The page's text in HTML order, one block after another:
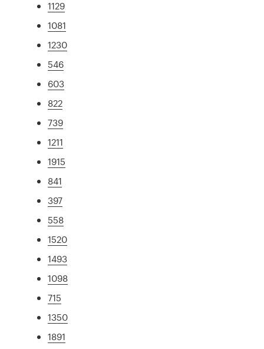
1129
1081
1230
546
603
822
739
1211
1915
841
397
558
1520
1493
1098
715
1350
1891